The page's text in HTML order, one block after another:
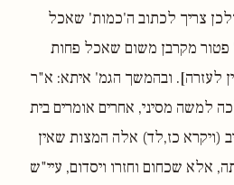
צריך לכתוב ה'כמות' שאכל
פטור מקרבן משום שאכל פחות
לעזרה]. ובהמשך הגמ' איתא: א"ר
למשה מסיני, אחרים אומרים בית
(ויקרא כז,לד) אלה המצות שאין
אלא שכחום וחזרו ויסדום, עיי"ש